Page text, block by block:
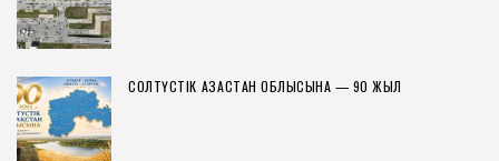
СОЛТҮСТІК ҚАЗАҚСТАН ОБЛЫСЫНА — 90 ЖЫЛ